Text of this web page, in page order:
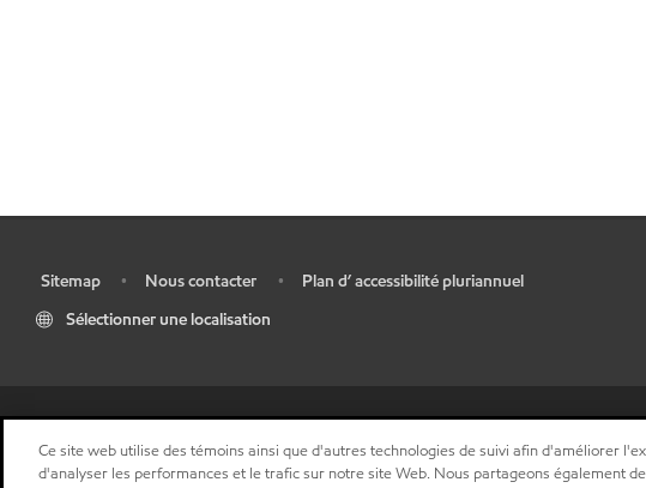
Sitemap • Nous contacter •
Plan d’ accessibilité pluriannuel
Sélectionner une localisation
•
Ce site web utilise des témoins ainsi que d'autres technologies de suivi afin d'améliorer
d'analyser les performances et le trafic sur notre site Web. Nous partageons également